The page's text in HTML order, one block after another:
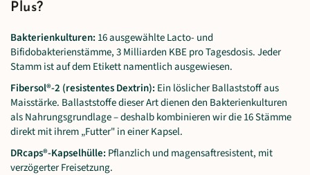
Plus?
Bakterienkulturen: 16 ausgewählte Lacto- und
Bifidobakterienstämme, 3 Milliarden KBE pro Tagesdosis. Jeder
Stamm ist auf dem Etikett namentlich ausgewiesen.
Fibersol®-2 (resistentes Dextrin): Ein löslicher Ballaststoff aus
Maisstärke. Ballaststoffe dieser Art dienen den Bakterienkulturen
als Nahrungsgrundlage – deshalb kombinieren wir die 16 Stämme
direkt mit ihrem „Futter" in einer Kapsel.
DRcaps®-Kapselhülle: Pflanzlich und magensaftresistent, mit
verzögerter Freisetzung.